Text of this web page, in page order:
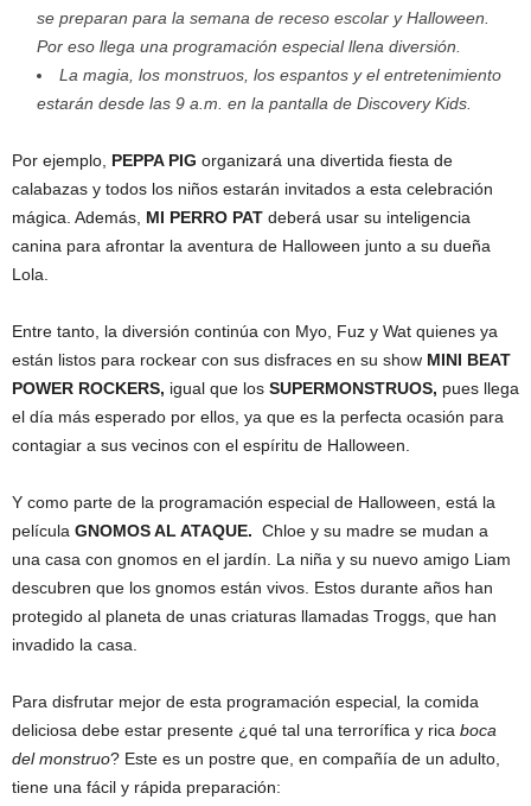
se preparan para la semana de receso escolar y Halloween.
Por eso llega una programación especial llena diversión.
La magia, los monstruos, los espantos y el entretenimiento
estarán desde las 9 a.m. en la pantalla de Discovery Kids.
Por ejemplo, PEPPA PIG organizará una divertida fiesta de
calabazas y todos los niños estarán invitados a esta celebración
mágica. Además, MI PERRO PAT deberá usar su inteligencia
canina para afrontar la aventura de Halloween junto a su dueña
Lola.
Entre tanto, la diversión continúa con Myo, Fuz y Wat quienes ya
están listos para rockear con sus disfraces en su show MINI BEAT
POWER ROCKERS, igual que los SUPERMONSTRUOS, pues llega
el día más esperado por ellos, ya que es la perfecta ocasión para
contagiar a sus vecinos con el espíritu de Halloween.
Y como parte de la programación especial de Halloween, está la
película GNOMOS AL ATAQUE. Chloe y su madre se mudan a
una casa con gnomos en el jardín. La niña y su nuevo amigo Liam
descubren que los gnomos están vivos. Estos durante años han
protegido al planeta de unas criaturas llamadas Troggs, que han
invadido la casa.
Para disfrutar mejor de esta programación especial la comida
deliciosa debe estar presente ¿qué tal una terrorífica y rica boca
del monstruo? Este es un postre que, en compañía de un adulto,
tiene una fácil y rápida preparación: